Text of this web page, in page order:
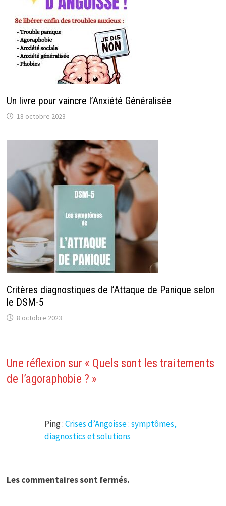
Un livre pour vaincre l’Anxiété Généralisée
18 octobre 2023
Critères diagnostiques de l’Attaque de Panique selon
le DSM-5
8 octobre 2023
Une réflexion sur « Quels sont les traitements
de l’agoraphobie ? »
Ping :Crises d’Angoisse : symptômes,
diagnostics et solutions
Les commentaires sont fermés.